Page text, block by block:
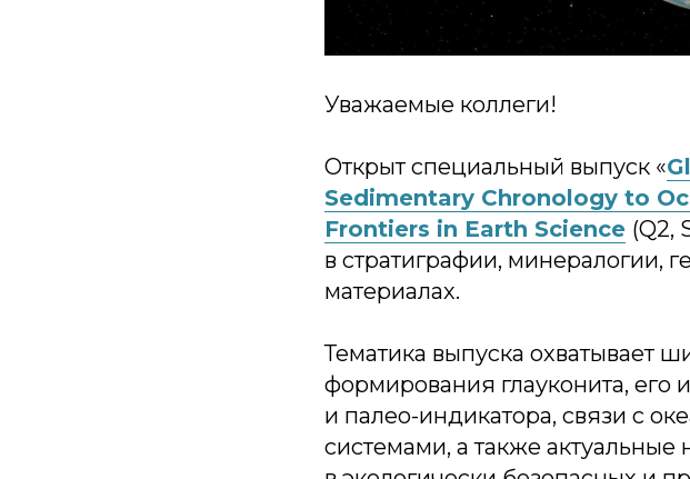
Уважаемые коллеги!
Открыт специальный выпуск «
Sedimentary Chronology to
Frontiers in Earth Science (Q2,
в стратиграфии, минералогии,
материалах.
Тематика выпуска охватывает
формирования глауконита, его
и палео-индикатора, связи с
системами, а также